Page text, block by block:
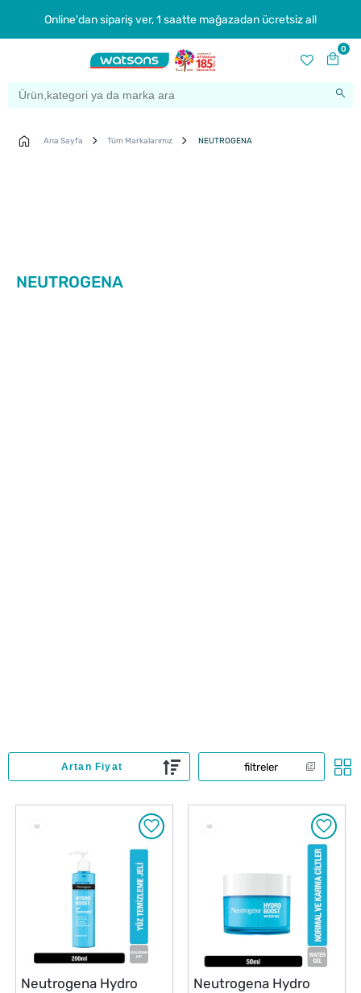
Online'dan sipariş ver, 1 saatte mağazadan ücretsiz al!
0
Ana Sayfa Tüm Markalarımız NEUTROGENA
NEUTROGENA
filtreler
Neutrogena Hydro
Neutrogena Hydro